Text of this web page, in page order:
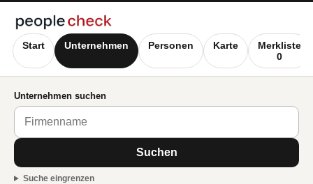
Start Unternehmen Personen Karte
Merkliste
0
Unternehmen suchen
Suchen
Suche eingrenzen